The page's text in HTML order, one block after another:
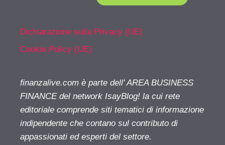
Dichiarazione sulla Privacy (UE)
Cookie Policy (UE)
finanzalive.com è parte dell' AREA BUSINESS
FINANCE del network IsayBlog! la cui rete
editoriale comprende siti tematici di informazione
indipendente che contano sul contributo di
appassionati ed esperti del settore.